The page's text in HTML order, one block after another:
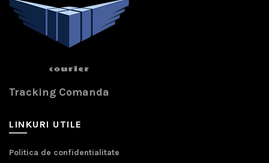
Tracking Comanda
LINKURI UTILE
Politica de confidentialitate